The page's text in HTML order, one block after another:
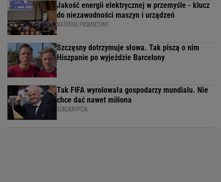
Jakość energii elektrycznej w przemyśle - klucz
do niezawodności maszyn i urządzeń
MATERIAŁ PROMOCYJNY
Szczęsny dotrzymuje słowa. Tak piszą o nim
Hiszpanie po wyjeździe Barcelony
Tak FIFA wyrolowała gospodarzy mundialu. Nie
chce dać nawet miliona
SUBSKRYPCJA